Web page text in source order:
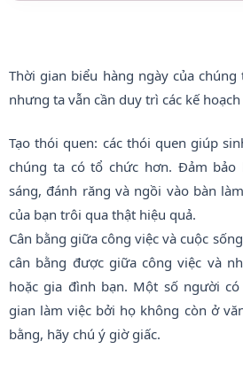
Thời gian biểu hàng ngày của
nhưng ta vẫn cần duy trì các kế
Tạo thói quen: các thói quen giúp
chúng ta có tổ chức hơn. Đảm bảo
sáng, đánh răng và ngồi vào bàn
của bạn trôi qua thật hiệu quả.
Cân bằng giữa công việc và cuộc
cân bằng được giữa công việc và
hoặc gia đình bạn. Một số người
gian làm việc bởi họ không còn ở
bằng, hãy chú ý giờ giấc.